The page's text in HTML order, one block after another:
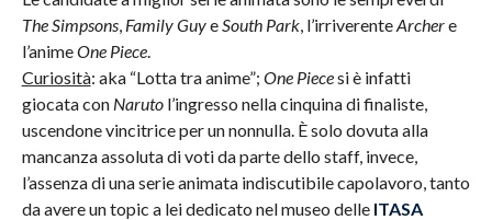
The Simpsons, Family GuyeSouth Park, l’irriverenteArchere
l’animeOne Piece.
Curiosità: aka “Lotta tra anime”; One Piecesi è infatti
giocata con Narutol’ingresso nella cinquina di finaliste,
uscendone vincitrice per un nonnulla. È solo dovuta alla
mancanza assoluta di voti da parte dello staff, invece,
l’assenza di una serie animata indiscutibile capolavoro, tanto
da avere un topic a lei dedicato nel museo delle ITASA